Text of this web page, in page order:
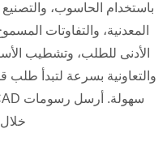
المعدنية، والتفاوتات
الأدنى للطلب، وتشطيب
والتعاونية بسرعة لتبدأ
خلال 24